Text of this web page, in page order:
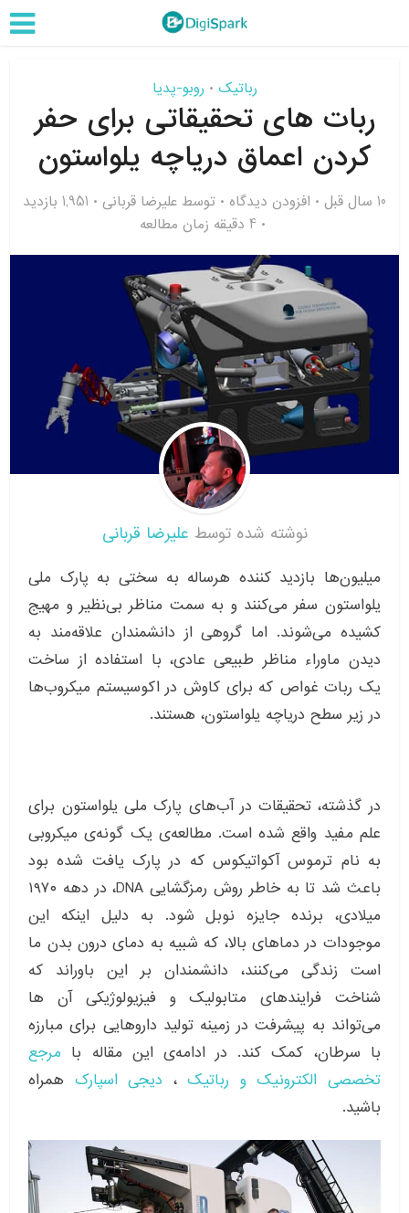
رباتیک • روبو-پدیا
ربات های تحقیقاتی برای حفر
کردن اعماق دریاچه یلواستون
10 سال قبل افزودن دیدگاه توسط علیرضا قربانی
1,951 بازدید
4 دقیقه زمان مطالعه
نوشته شده توسط علیرضا قربانی
میلیون‌ها بازدید کننده هرساله به سختی به پارک ملی
یلواستون سفر می‌کنند و به سمت مناظر بی‌نظیر و مهیج
کشیده می‌شوند. اما گروهی از دانشمندان علاقه‌مند به
دیدن ماوراء مناظر طبیعی عادی، با استفاده از ساخت
یک ربات غواص که برای کاوش در اکوسیستم میکروب‌ها
در زیر سطح دریاچه یلواستون، هستند.
در گذشته، تحقیقات در آب‌های پارک ملی یلواستون برای
علم مفید واقع شده است. مطالعه‌ی یک گونه‌ی میکروبی
به نام ترموس آکواتیکوس که در پارک یافت شده بود
باعث شد تا به خاطر روش رمزگشایی DNA، در دهه ۱۹۷۰
میلادی، برنده جایزه نوبل شود. به دلیل اینکه این
موجودات در دماهای بالا، که شبیه به دمای درون بدن ما
است زندگی می‌کنند، دانشمندان بر این باوراند که
شناخت فرایندهای متابولیک و فیزیولوژیکی آن ها
می‌تواند به پیشرفت در زمینه تولید داروهایی برای مبارزه
با سرطان، کمک کند. در ادامه‌ی این مقاله با مرجع
تخصصی الکترونیک و رباتیک، دیجی اسپارک همراه
باشید.